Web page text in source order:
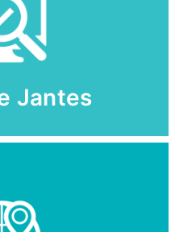
Jantes